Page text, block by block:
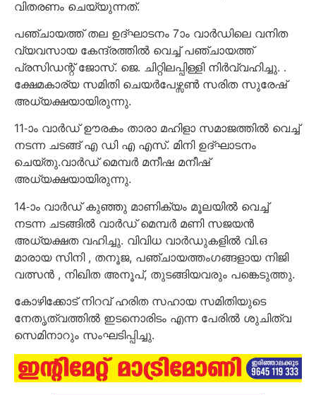
വിതരണം ചെയ്യുന്നത്.
പഞ്ചായത്ത് തല ഉദ്ഘാടനം 7ാം വാർഡിലെ വനിത
വ്യവസായ കേന്ദ്രത്തിൽ വെച്ച് പഞ്ചായത്ത്
പ്രസിഡന്റ് ജോസ്. ജെ. ചിറ്റിലപ്പിള്ളി നിർവ്വഹിച്ചു. .
ക്ഷേമകാര്യ സമിതി ചെയർപേഴ്സൺ സരിത സുരേഷ്
അധ്യക്ഷയായിരുന്നു.
11-ാം വാർഡ് ഊരകം താരാ മഹിളാ സമാജത്തിൽ വെച്ച്
നടന്ന ചടങ്ങ് എ ഡി എ എസ്. മിനി ഉദ്ഘാടനം
ചെയ്തു.വാർഡ് മെമ്പർ മനീഷ മനീഷ്
അധ്യക്ഷയായിരുന്നു.
14-ാം വാർഡ് കുഞ്ഞു മാണിക്യം മൂലയിൽ വെച്ച്
നടന്ന ചടങ്ങിൽ വാർഡ് മെമ്പർ മണി സജയൻ
അധ്യക്ഷത വഹിച്ചു. വിവിധ വാർഡുകളിൽ വി.ഒ
മാരായ സിനി , തനൂജ, പഞ്ചായത്തംഗങ്ങളായ നിജി
വത്സൻ , നിഖിത അനൂപ്, തുടങ്ങിയവരും പങ്കെടുത്തു.
കോഴിക്കോട് നിറവ് ഹരിത സഹായ സമിതിയുടെ
നേതൃത്വത്തിൽ ഇടനൊരിടം എന്ന പേരിൽ ശുചിത്വ
സെമിനാറും സംഘടിപ്പിച്ചു.